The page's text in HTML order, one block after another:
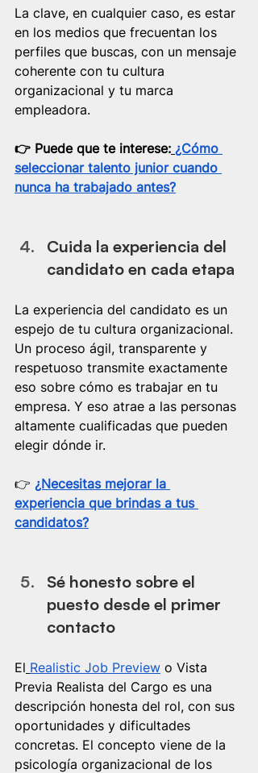
La clave, en cualquier caso, es estar
en los medios que frecuentan los
perfiles que buscas, con un mensaje
coherente con tu cultura
organizacional y tu marca
empleadora.
👉​ Puede que te interese: ¿Cómo
seleccionar talento junior cuando
nunca ha trabajado antes?
Cuida la experiencia del
candidato en cada etapa
La experiencia del candidato es un
espejo de tu cultura organizacional.
Un proceso ágil, transparente y
respetuoso transmite exactamente
eso sobre cómo es trabajar en tu
empresa. Y eso atrae a las personas
altamente cualificadas que pueden
elegir dónde ir.
👉​ ¿Necesitas mejorar la
experiencia que brindas a tus
candidatos?
Sé honesto sobre el
puesto desde el primer
contacto
El Realistic Job Preview o Vista
Previa Realista del Cargo es una
descripción honesta del rol, con sus
oportunidades y dificultades
concretas. El concepto viene de la
psicología organizacional de los